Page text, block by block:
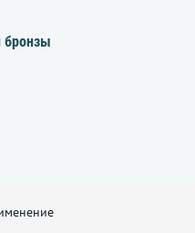
бронзы